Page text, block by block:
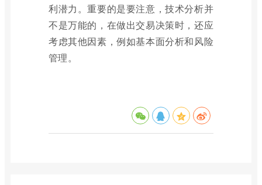
利潜力。重要的是要注意，技术分析并
不是万能的，在做出交易决策时，还应
考虑其他因素，例如基本面分析和风险
管理。